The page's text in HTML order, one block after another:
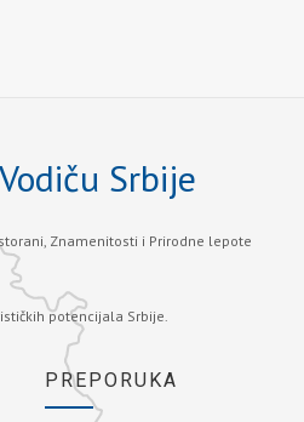
Srbije
Znamenitosti i Prirodne lepote
potencijala Srbije.
PREPORUKA